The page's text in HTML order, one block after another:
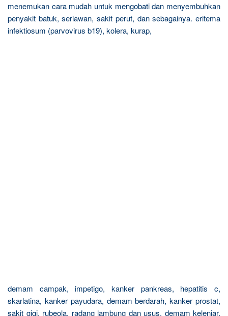
menemukan cara mudah untuk mengobati dan menyembuhkan
penyakit batuk, seriawan, sakit perut, dan sebagainya. eritema
infektiosum (parvovirus b19), kolera, kurap,
demam campak, impetigo, kanker pankreas, hepatitis c,
skarlatina, kanker payudara, demam berdarah, kanker prostat,
sakit gigi, rubeola, radang lambung dan usus, demam kelenjar,